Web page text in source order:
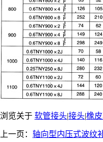
浏览关于 软管接头|接头|橡
上一页： 轴向型内压式波纹